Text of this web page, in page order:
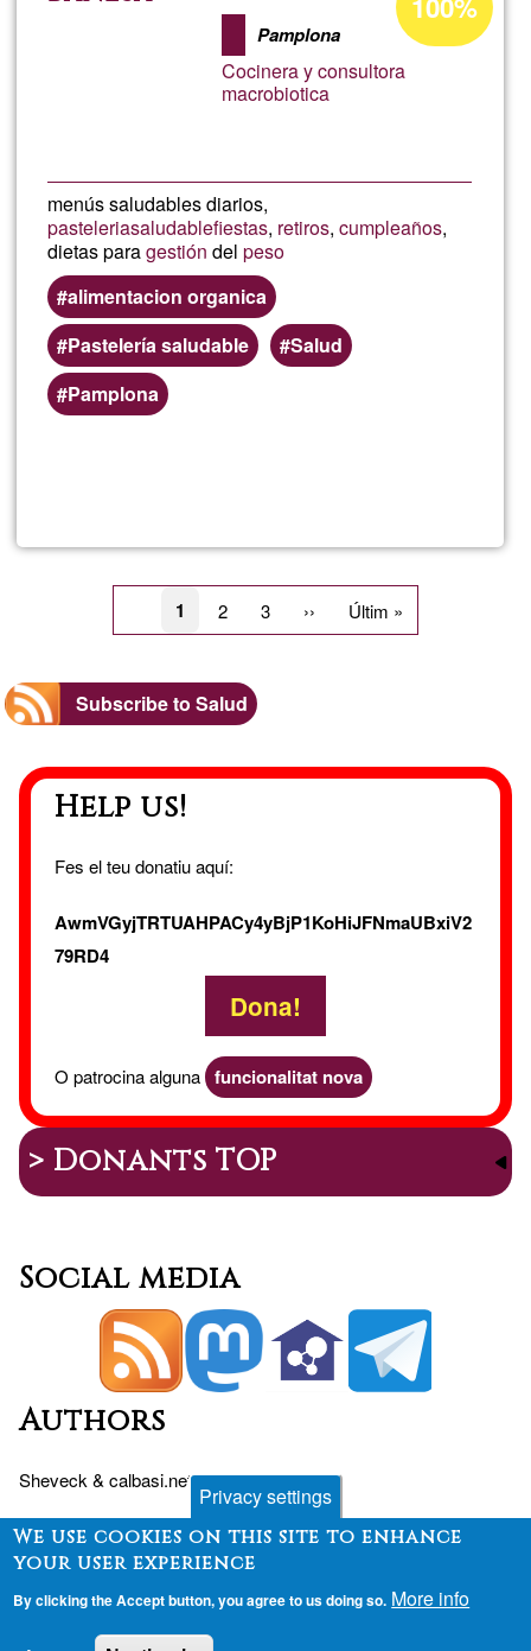
Pamplona
Cocinera y consultora
macrobiotica
menús saludables diarios,
pasteleriasaludablefiestas, retiros,cumpleaños,
dietas paragestión delpeso
alimentacion organica
Pastelería saludable
Salud
Pamplona
percentage
Ğ1
Current
page
1 Page
2 Page
3
Next
page
››
Last
page
Últim »
Subscribe to Salud
Help us!
Fes el teu donatiu aquí:
AwmVGyjTRTUAHPACy4yBjP1KoHiJFNmaUBxiV2
79RD4
Dona!
O patrocina alguna funcionalitat nova
> Donants TOP
Social media
Authors
Sheveck&calbasi.net+Drupal
Peu Contact Fòrum
Finançament
Privacy settings
We use cookies on this site to enhance
your user experience
By clicking the Accept button, you agree to us doing so. More info